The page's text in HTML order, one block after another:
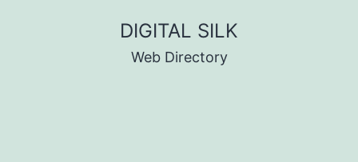
DIGITAL SILK
Web Directory